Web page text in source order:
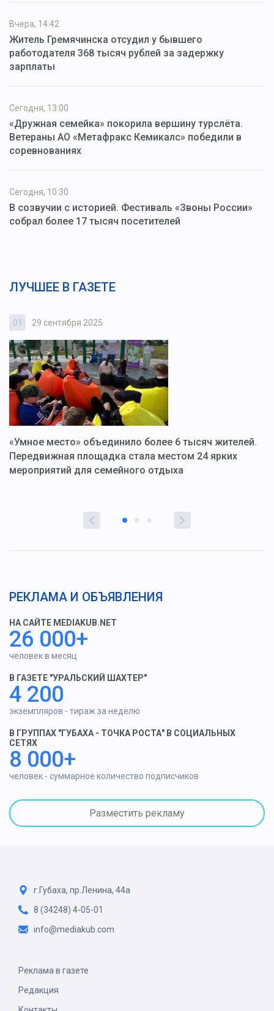
Вчера, 14:42
Житель Гремячинска отсудил у бывшего
работодателя 368 тысяч рублей за задержку
зарплаты
Сегодня, 13:00
«Дружная семейка» покорила вершину турслёта.
Ветераны АО «Метафракс Кемикалс» победили в
соревнованиях
Сегодня, 10:30
В созвучии с историей. Фестиваль «Звоны России»
собрал более 17 тысяч посетителей
ЛУЧШЕЕ В ГАЗЕТЕ
01 29 сентября 2025
«Умное место» объединило более 6 тысяч жителей.
Передвижная площадка стала местом 24 ярких
мероприятий для семейного отдыха
РЕКЛАМА И ОБЪЯВЛЕНИЯ
НА САЙТЕ MEDIAKUB.NET
26 000+
человек в месяц
В ГАЗЕТЕ "УРАЛЬСКИЙ ШАХТЕР"
4 200
экземпляров - тираж за неделю
В ГРУППАХ "ГУБАХА - ТОЧКА РОСТА" В СОЦИАЛЬНЫХ
СЕТЯХ
8 000+
человек - суммарное количество подписчиков
Разместить рекламу
г.Губаха, пр.Ленина, 44а
8 (34248) 4-05-01
info@mediakub.com
Реклама в газете
Редакция